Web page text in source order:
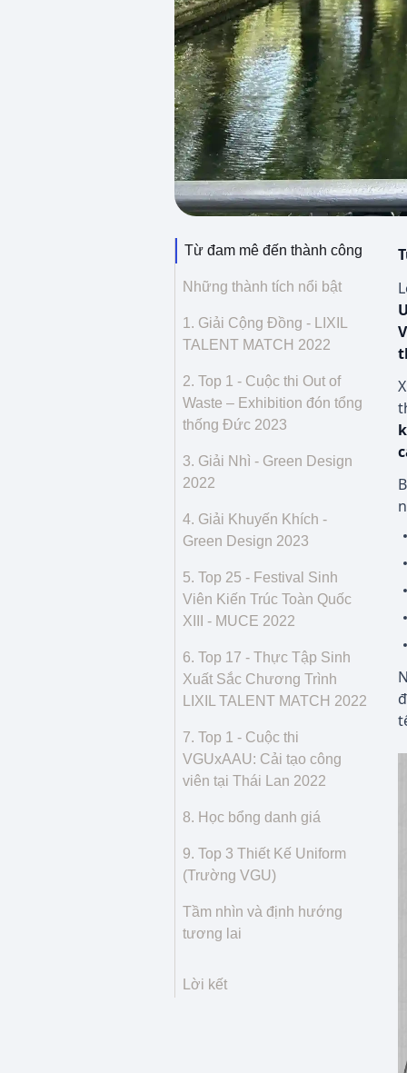
Từ đam mê đến thành công
Những thành tích nổi bật
1. Giải Cộng Đồng - LIXIL
TALENT MATCH 2022
2. Top 1 - Cuộc thi Out of
Waste – Exhibition đón tổng
thống Đức 2023
3. Giải Nhì - Green Design
2022
4. Giải Khuyến Khích -
Green Design 2023
5. Top 25 - Festival Sinh
Viên Kiến Trúc Toàn Quốc
XIII - MUCE 2022
6. Top 17 - Thực Tập Sinh
Xuất Sắc Chương Trình
LIXIL TALENT MATCH 2022
7. Top 1 - Cuộc thi
VGUxAAU: Cải tạo công
viên tại Thái Lan 2022
8. Học bổng danh giá
9. Top 3 Thiết Kế Uniform
(Trường VGU)
Tầm nhìn và định hướng
tương lai
Lời kết